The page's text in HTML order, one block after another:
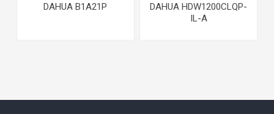
DAHUA B1A21P
DAHUA HDW1200CLQP-
IL-A